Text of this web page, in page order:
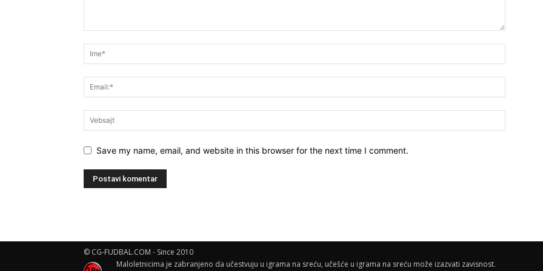
Save my name, email, and website in this browser for the next time I comment.
© CG-FUDBAL.COM - Since 2010
Maloletnicima je zabranjeno da učestvuju u igrama na sreću, učešće u igrama na sreću može izazvati zavisnost.